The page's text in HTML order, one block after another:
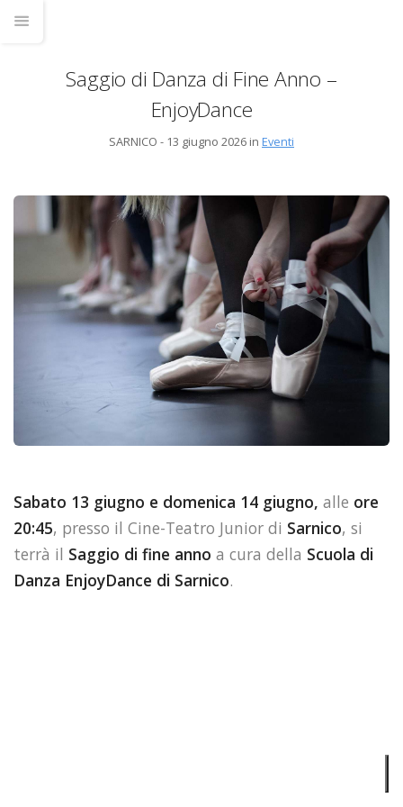
Saggio di Danza di Fine Anno –
EnjoyDance
SARNICO - 13 giugno 2026 in Eventi
Sabato 13 giugno e domenica 14 giugno, alle ore
20:45, presso il Cine-Teatro Junior di Sarnico, si
terrà il Saggio di fine anno a cura della Scuola di
Danza EnjoyDance di Sarnico.